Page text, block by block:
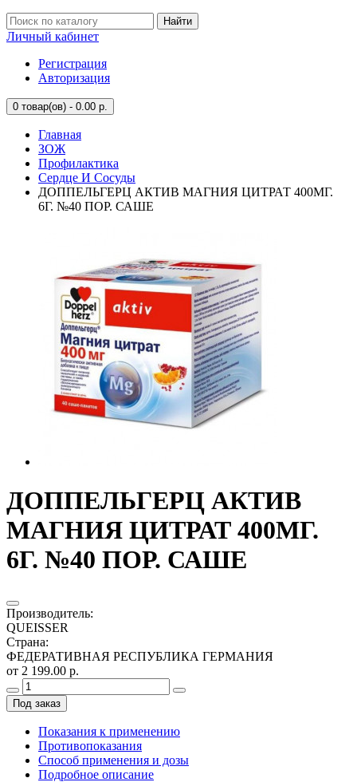
Найти
Личный кабинет
Регистрация
Авторизация
0 товар(ов) - 0.00 р.
Главная
ЗОЖ
Профилактика
Сердце И Сосуды
ДОППЕЛЬГЕРЦ АКТИВ МАГНИЯ ЦИТРАТ 400МГ.
6Г. №40 ПОР. САШЕ
ДОППЕЛЬГЕРЦ АКТИВ
МАГНИЯ ЦИТРАТ 400МГ.
6Г. №40 ПОР. САШЕ
Производитель:
QUEISSER
Страна:
ФЕДЕРАТИВНАЯ РЕСПУБЛИКА ГЕРМАНИЯ
от 2 199.00 р.
Под заказ
Показания к применению
Противопоказания
Способ применения и дозы
Подробное описание